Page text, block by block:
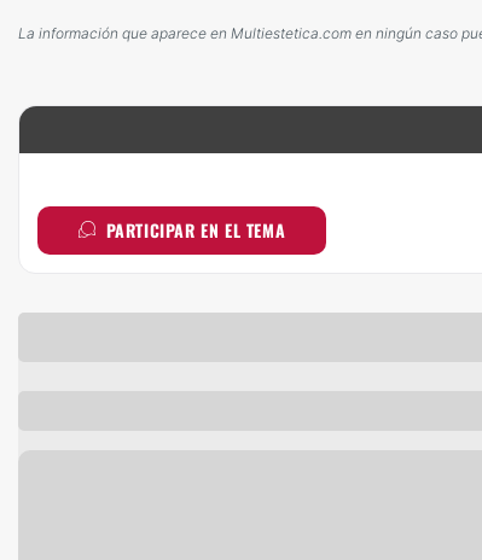
La información que aparece en Multiestetica.com en ningún caso
PARTICIPAR EN EL TEMA